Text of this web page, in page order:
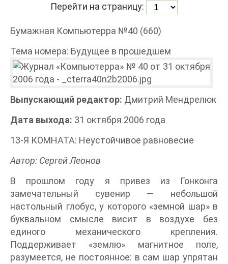
Перейти на страницу:
Бумажная Компьютерра №40 (660)
Тема номера: Будущее в прошедшем
Выпускающий редактор: Дмитрий Мендрелюк
Дата выхода: 31 октября 2006 года
13-Я КОМНАТА: Неустойчивое равновесие
Автор: Сергей Леонов
В прошлом году я привез из Гонконга
замечательный сувенир — небольшой
настольный глобус, у которого «земной шар» в
буквальном смысле висит в воздухе без
единого механического крепления.
Поддерживает «землю» магнитное поле,
разумеется, не постоянное: в сам шар упрятан